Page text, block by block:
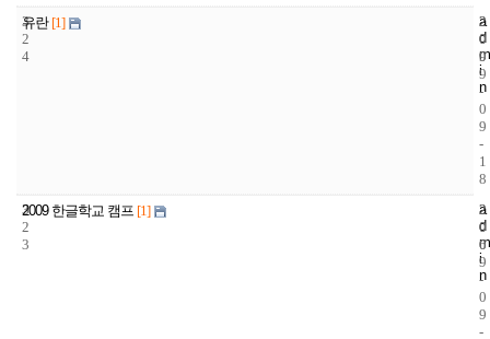
3
2
4
유란 [1]
a
d
m
i
n
2
0
9
2
0
0
9
-
0
9
-
1
8
3
2
3
2009 한글학교 캠프 [1]
a
d
m
i
n
2
0
6
2
0
0
9
-
0
9
-